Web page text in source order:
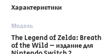
Характеристики
Модель
The Legend of Zelda: Breath
of the Wild – издание для